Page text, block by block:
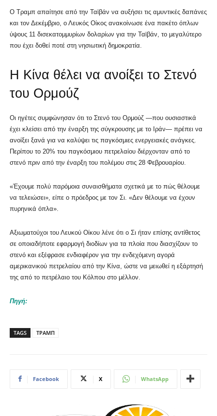
Ο Τραμπ απαίτησε από την Ταϊβάν να αυξήσει τις αμυντικές δαπάνες
και τον Δεκέμβριο, ο Λευκός Οίκος ανακοίνωσε ένα πακέτο όπλων
ύψους 11 δισεκατομμυρίων δολαρίων για την Ταϊβάν, το μεγαλύτερο
που έχει δοθεί ποτέ στη νησιωτική δημοκρατία.
Η Κίνα θέλει να ανοίξει το Στενό
του Ορμούζ
Οι ηγέτες συμφώνησαν ότι το Στενό του Ορμούζ —που ουσιαστικά
έχει κλείσει από την έναρξη της σύγκρουσης με το Ιράν— πρέπει να
ανοίξει ξανά για να καλύψει τις παγκόσμιες ενεργειακές ανάγκες.
Περίπου το 20% του παγκόσμιου πετρελαίου διέρχονταν από το
στενό πριν από την έναρξη του πολέμου στις 28 Φεβρουαρίου.
«Έχουμε πολύ παρόμοια συναισθήματα σχετικά με το πώς θέλουμε
να τελειώσει», είπε ο πρόεδρος με τον Σι. «Δεν θέλουμε να έχουν
πυρηνικά όπλα».
Αξιωματούχοι του Λευκού Οίκου λένε ότι ο Σι ήταν επίσης αντίθετος
σε οποιαδήποτε εφαρμογή διοδίων για τα πλοία που διασχίζουν το
στενό και εξέφρασε ενδιαφέρον για την ενδεχόμενη αγορά
αμερικανικού πετρελαίου από την Κίνα, ώστε να μειωθεί η εξάρτησή
της από το πετρέλαιο του Κόλπου στο μέλλον.
Πηγή:
TAGS ΤΡΑΜΠ
Facebook X WhatsApp